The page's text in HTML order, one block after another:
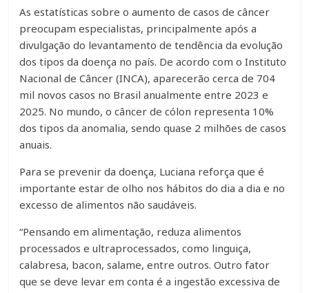
As estatísticas sobre o aumento de casos de câncer
preocupam especialistas, principalmente após a
divulgação do levantamento de tendência da evolução
dos tipos da doença no país. De acordo com o Instituto
Nacional de Câncer (INCA), aparecerão cerca de 704
mil novos casos no Brasil anualmente entre 2023 e
2025. No mundo, o câncer de cólon representa 10%
dos tipos da anomalia, sendo quase 2 milhões de casos
anuais.
Para se prevenir da doença, Luciana reforça que é
importante estar de olho nos hábitos do dia a dia e no
excesso de alimentos não saudáveis.
“Pensando em alimentação, reduza alimentos
processados e ultraprocessados, como linguiça,
calabresa, bacon, salame, entre outros. Outro fator
que se deve levar em conta é a ingestão excessiva de